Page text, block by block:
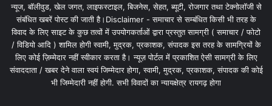
न्यूज, बॉलीवुड, खेल जगत, लाइफस्टाइल, बिजनेस, सेहत, ब्यूटी, रोजगार तथा टेक्नोलॉजी से
संबंधित खबरें पोस्ट की जाती है।Disclaimer - समाचार से सम्बंधित किसी भी तरह के
विवाद के लिए साइट के कुछ तत्वों में उपयोगकर्ताओं द्वारा प्रस्तुत सामग्री ( समाचार / फोटो
/ विडियो आदि ) शामिल होगी स्वामी, मुद्रक, प्रकाशक, संपादक इस तरह के सामग्रियों के
लिए कोई ज़िम्मेदार नहीं स्वीकार करता है। न्यूज़ पोर्टल में प्रकाशित ऐसी सामग्री के लिए
संवाददाता / खबर देने वाला स्वयं जिम्मेदार होगा, स्वामी, मुद्रक, प्रकाशक, संपादक की कोई
भी जिम्मेदारी नहीं होगी. सभी विवादों का न्यायक्षेत्र रायगढ़ होगा